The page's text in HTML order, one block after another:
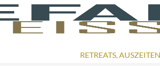
RETREATS,